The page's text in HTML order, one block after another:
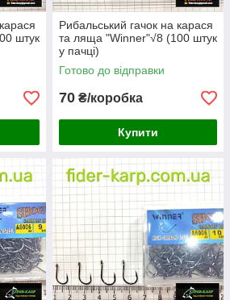
штук
Рибальський гачок на карася
та ляща "Winner"√8 (100 штук
у пачці)
Готово до відправки
70 ₴/коробка
Купити